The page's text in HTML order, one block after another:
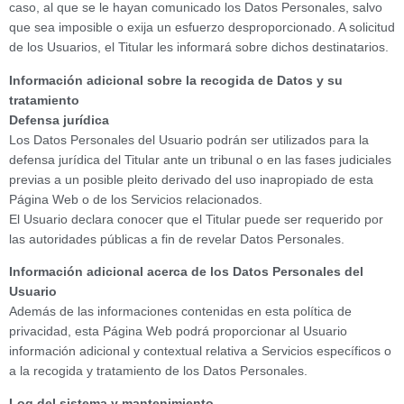
caso, al que se le hayan comunicado los Datos Personales, salvo
que sea imposible o exija un esfuerzo desproporcionado. A solicitud
de los Usuarios, el Titular les informará sobre dichos destinatarios.
Información adicional sobre la recogida de Datos y su
tratamiento
Defensa jurídica
Los Datos Personales del Usuario podrán ser utilizados para la
defensa jurídica del Titular ante un tribunal o en las fases judiciales
previas a un posible pleito derivado del uso inapropiado de esta
Página Web o de los Servicios relacionados.
El Usuario declara conocer que el Titular puede ser requerido por
las autoridades públicas a fin de revelar Datos Personales.
Información adicional acerca de los Datos Personales del
Usuario
Además de las informaciones contenidas en esta política de
privacidad, esta Página Web podrá proporcionar al Usuario
información adicional y contextual relativa a Servicios específicos o
a la recogida y tratamiento de los Datos Personales.